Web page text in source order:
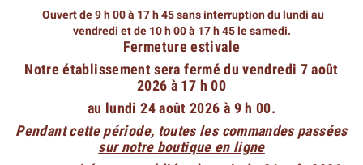
Ouvert de 9 h 00 à 17 h 45 sans interruption du lundi au
vendredi et de 10 h 00 à 17 h 45 le samedi.
Fermeture estivale
Notre établissement sera fermé du vendredi 7 août
2026 à 17 h 00
au lundi 24 août 2026 à 9 h 00.
Pendant cette période, toutes les commandes passées
sur notre boutique en ligne